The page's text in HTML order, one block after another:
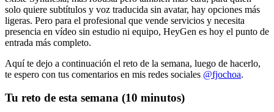
solo quiere subtítulos y voz traducida sin avatar, hay opciones más
ligeras. Pero para el profesional que vende servicios y necesita
presencia en vídeo sin estudio ni equipo, HeyGen es hoy el punto de
entrada más completo.
Aquí te dejo a continuación el reto de la semana, luego de hacerlo,
te espero con tus comentarios en mis redes sociales @fjochoa.
Tu reto de esta semana (10 minutos)